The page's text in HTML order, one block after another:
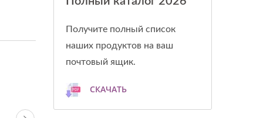
Получите полный список
наших продуктов на ваш
почтовый ящик.
СКАЧАТЬ